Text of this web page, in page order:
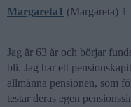
Margareta1 (Margareta) 1
Jag är 63 år och börjar
bli. Jag har ett
allmänna pensionen, som
testar deras egen